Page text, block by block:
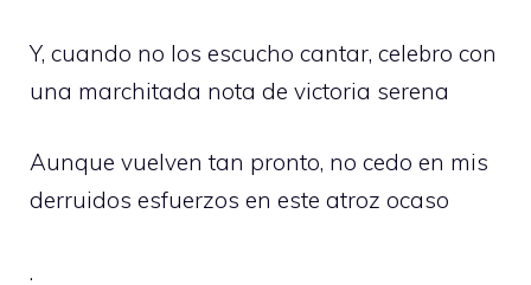
Y, cuando no los escucho cantar, celebro con
una marchitada nota de victoria serena
Aunque vuelven tan pronto, no cedo en mis
derruidos esfuerzos en este atroz ocaso
.